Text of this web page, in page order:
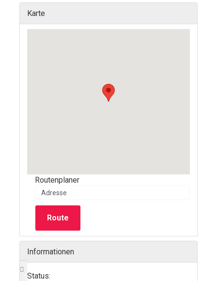
Karte
Routenplaner
Route
Informationen
Status: